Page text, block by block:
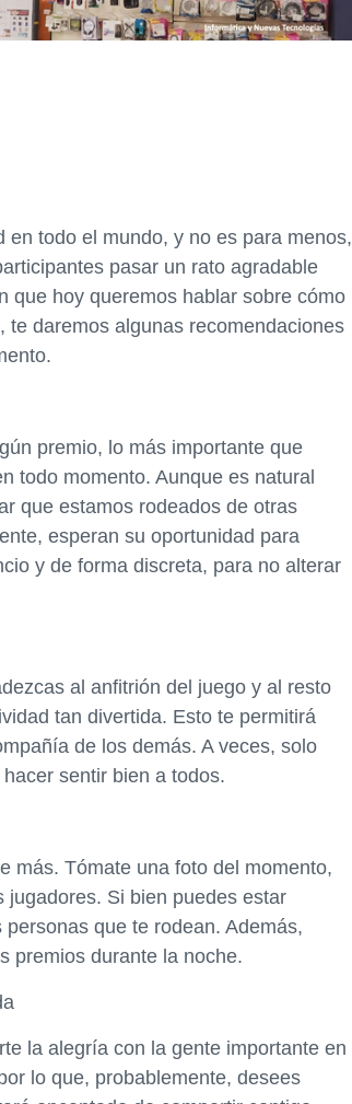
todo el mundo, y no es para menos,
pasar un rato agradable
que hoy queremos hablar sobre cómo
te daremos algunas recomendaciones
premio, lo más importante que
todo momento. Aunque es natural
que estamos rodeados de otras
esperan su oportunidad para
y de forma discreta, para no alterar
al anfitrión del juego y al resto
tan divertida. Esto te permitirá
de los demás. A veces, solo
sentir bien a todos.
más. Tómate una foto del momento,
Si bien puedes estar
que te rodean. Además,
premios durante la noche.
la alegría con la gente importante en
lo que, probablemente, desees